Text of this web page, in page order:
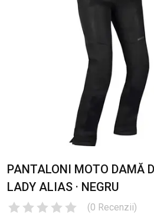
PANTALONI MOTO DAMĂ
LADY ALIAS · NEGRU
(0 Recenzii)